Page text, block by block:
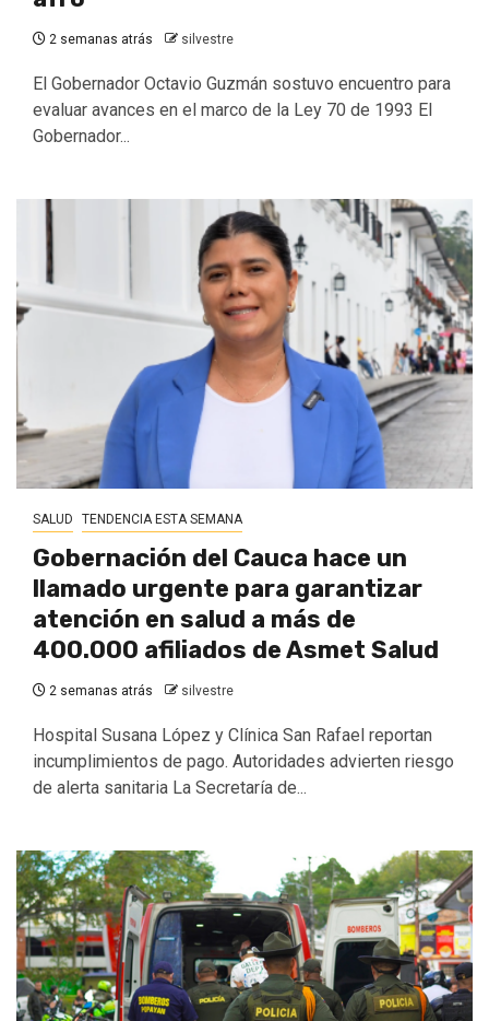
2 semanas atrás silvestre
El Gobernador Octavio Guzmán sostuvo encuentro para
evaluar avances en el marco de la Ley 70 de 1993 El
Gobernador...
SALUD TENDENCIA ESTA SEMANA
Gobernación del Cauca hace un
llamado urgente para garantizar
atención en salud a más de
400.000 afiliados de Asmet Salud
2 semanas atrás silvestre
Hospital Susana López y Clínica San Rafael reportan
incumplimientos de pago. Autoridades advierten riesgo
de alerta sanitaria La Secretaría de...